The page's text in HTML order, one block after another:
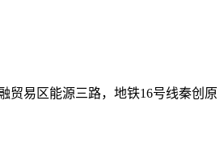
贸易区能源三路，地铁16号线秦创原